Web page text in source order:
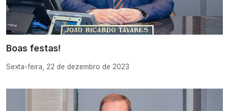
Boas festas!
Sexta-feira, 22 de dezembro de 2023